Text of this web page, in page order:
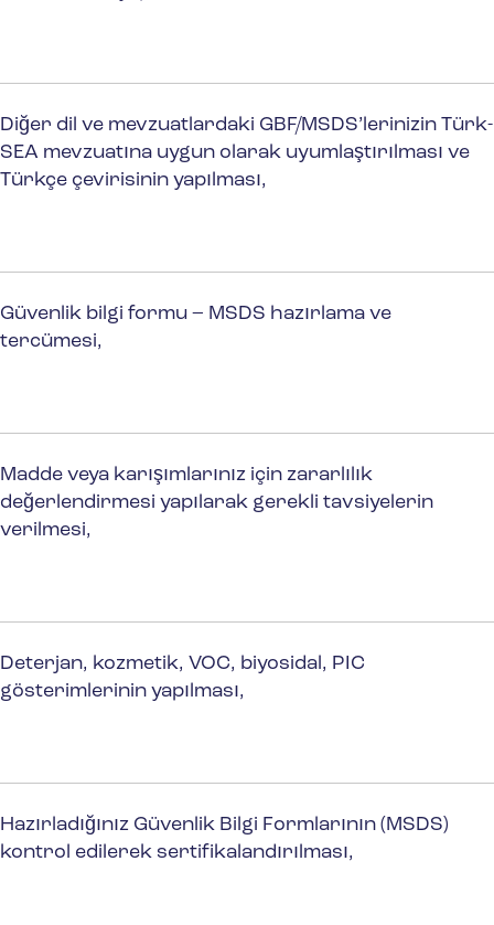
Diğer dil ve mevzuatlardaki GBF/MSDS’lerinizin Türk-
SEA mevzuatına uygun olarak uyumlaştırılması ve
Türkçe çevirisinin yapılması,
Güvenlik bilgi formu – MSDS hazırlama ve
tercümesi,
Madde veya karışımlarınız için zararlılık
değerlendirmesi yapılarak gerekli tavsiyelerin
verilmesi,
Deterjan, kozmetik, VOC, biyosidal, PIC
gösterimlerinin yapılması,
Hazırladığınız Güvenlik Bilgi Formlarının (MSDS)
kontrol edilerek sertifikalandırılması,